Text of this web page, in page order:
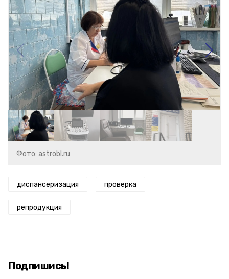
Фото: astrobl.ru
диспансеризация проверка
репродукция
Подпишись!